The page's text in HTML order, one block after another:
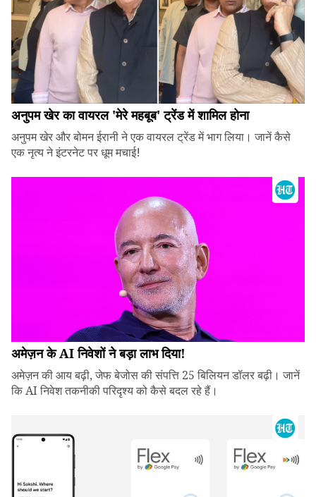
अनुपम खेर का वायरल 'मेरे महबूब' ट्रेंड में शामिल होना
अनुपम खेर और बोमन ईरानी ने एक वायरल ट्रेंड में भाग लिया। जानें कैसे
एक नृत्य ने इंटरनेट पर धूम मचाई!
अमेज़न के AI निवेशों ने बड़ा लाभ दिया!
अमेज़न की आय बढ़ी, जेफ बेजोस की संपत्ति 25 बिलियन डॉलर बढ़ी। जानें
कि AI निवेश तकनीकी परिदृश्य को कैसे बदल रहे हैं।